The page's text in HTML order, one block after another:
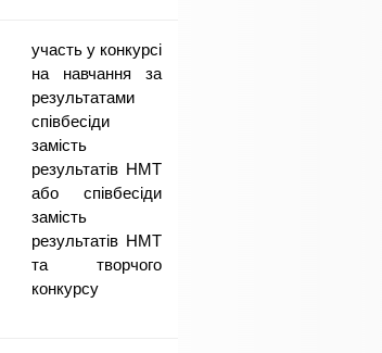
участь у конкурсі
на навчання за
результатами
співбесіди
замість
результатів НМТ
або співбесіди
замість
результатів НМТ
та творчого
конкурсу